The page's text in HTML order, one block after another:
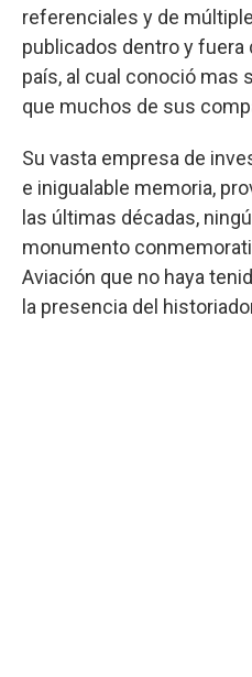
referenciales y de
publicados dentro y
país, al cual conoció mas
que muchos de sus
Su vasta empresa de
e inigualable memoria,
las últimas décadas,
monumento
Aviación que no haya
la presencia del